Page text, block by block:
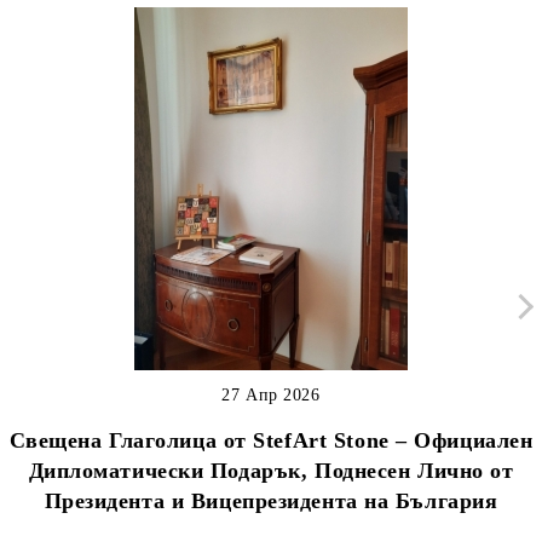
Свещена Глаголица от StefArt Stone – Официален
Дипломатически Подарък, Поднесен Лично от
Президента и Вицепрезидента на България
27 Апр 2026